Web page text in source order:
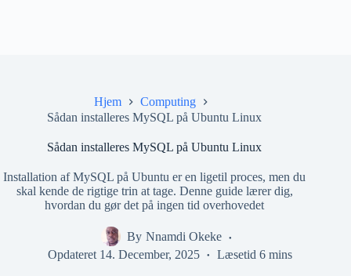
Hjem
Computing
Sådan installeres MySQL på Ubuntu Linux
Sådan installeres MySQL på Ubuntu Linux
Installation af MySQL på Ubuntu er en ligetil proces, men du
skal kende de rigtige trin at tage. Denne guide lærer dig,
hvordan du gør det på ingen tid overhovedet
By Nnamdi Okeke
Opdateret 14. December, 2025 Læsetid 6 mins